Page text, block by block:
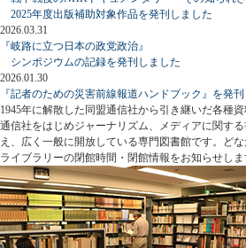
2025年度出版補助対象作品を発刊しました
2026.03.31
『岐路に立つ日本の政党政治』
シンポジウムの記録を発刊しました
2026.01.30
『記者のための災害前線報道ハンドブック』を発
1945年に解散した同盟通信社から引き継いだ各種
通信社をはじめジャーナリズム、メディアに関す
え、広く一般に開放している専門図書館です。ど
ライブラリーの閉館時間・閉館情報をお知らせしま